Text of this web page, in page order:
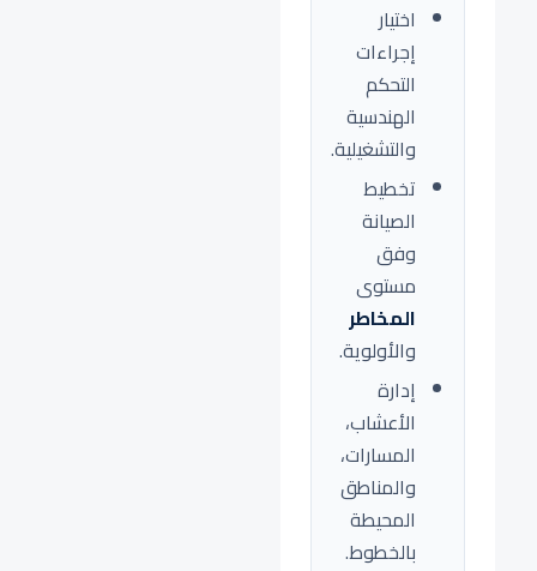
اختيار
إجراءات
التحكم
الهندسية
والتشغيلية.
تخطيط
الصيانة
وفق
مستوى
المخاطر
والأولوية.
إدارة
الأعشاب،
المسارات،
والمناطق
المحيطة
بالخطوط.